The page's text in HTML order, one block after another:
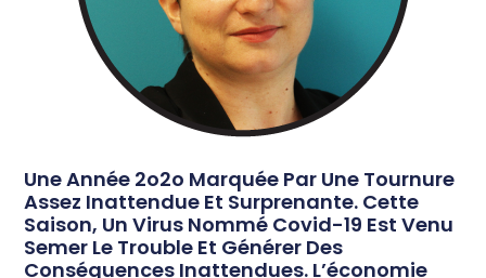
Une Année 2o2o Marquée Par Une Tournure
Assez Inattendue Et Surprenante. Cette
Saison, Un Virus Nommé Covid-19 Est Venu
Semer Le Trouble Et Générer Des
Conséquences Inattendues. L’économie